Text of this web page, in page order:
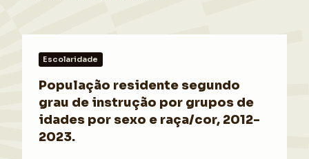
Escolaridade
População residente segundo
grau de instrução por grupos de
idades por sexo e raça/cor, 2012-
2023.